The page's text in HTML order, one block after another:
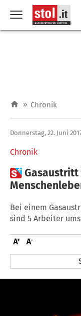
» Chronik
Chronik
Donnerstag, 22. Juni
Gasaustritt
Bei einem
sind 5 Arbeiter